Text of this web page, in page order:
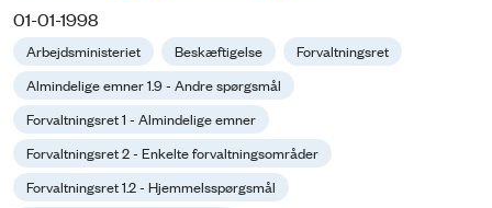
01-01-1998
Arbejdsministeriet Beskæftigelse
Forvaltningsret
Almindelige emner 1.9 - Andre spørgsmål
Forvaltningsret 1 - Almindelige emner
Forvaltningsret 2 - Enkelte forvaltningsområder
Forvaltningsret 1.2 - Hjemmelsspørgsmål